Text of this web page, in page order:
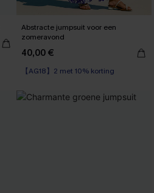
Abstracte jumpsuit voor een
zomeravond
40,00 €
【AG18】2 met 10% korting